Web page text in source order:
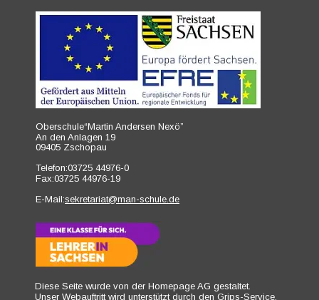
Diese Seite wurde von der Homepage AG gestaltet.
Unser Webauftritt wird unterstützt durch den Grips-Service
Oberschule“Martin Andersen Nexö”
An den Anlagen 19
09405 Zschopau
Telefon:03725 44976-0
Fax:03725 44976-19
E-Mail:sekretariat@man-schule.de